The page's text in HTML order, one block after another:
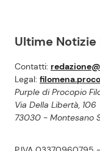
Ultime Notizie
Contatti:
Legal:
Purple di Procopio
Via Della Libertà, 106
73030 - Montesano